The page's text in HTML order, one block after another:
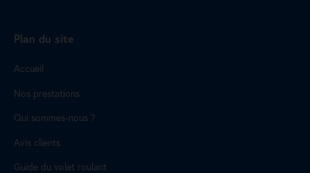
Plan du site
Accueil
Nos prestations
Qui sommes-nous ?
Avis clients
Guide du volet roulant